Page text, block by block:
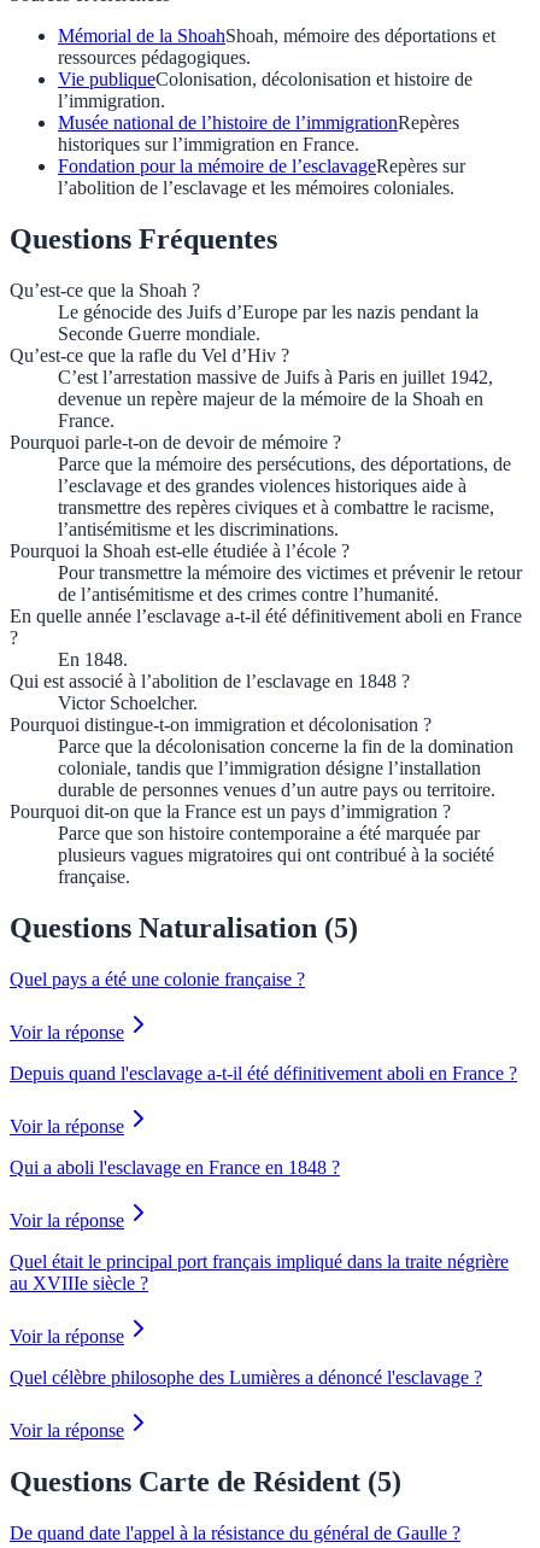
Mémorial de la ShoahShoah, mémoire des déportations et
ressources pédagogiques.
Vie publiqueColonisation, décolonisation et histoire de
l’immigration.
Musée national de l’histoire de l’immigrationRepères
historiques sur l’immigration en France.
Fondation pour la mémoire de l’esclavageRepères sur
l’abolition de l’esclavage et les mémoires coloniales.
Questions Fréquentes
Qu’est-ce que la Shoah ?
Le génocide des Juifs d’Europe par les nazis pendant la
Seconde Guerre mondiale.
Qu’est-ce que la rafle du Vel d’Hiv ?
C’est l’arrestation massive de Juifs à Paris en juillet 1942,
devenue un repère majeur de la mémoire de la Shoah en
France.
Pourquoi parle-t-on de devoir de mémoire ?
Parce que la mémoire des persécutions, des déportations, de
l’esclavage et des grandes violences historiques aide à
transmettre des repères civiques et à combattre le racisme,
l’antisémitisme et les discriminations.
Pourquoi la Shoah est-elle étudiée à l’école ?
Pour transmettre la mémoire des victimes et prévenir le retour
de l’antisémitisme et des crimes contre l’humanité.
En quelle année l’esclavage a-t-il été définitivement aboli en France
?
En 1848.
Qui est associé à l’abolition de l’esclavage en 1848 ?
Victor Schoelcher.
Pourquoi distingue-t-on immigration et décolonisation ?
Parce que la décolonisation concerne la fin de la domination
coloniale, tandis que l’immigration désigne l’installation
durable de personnes venues d’un autre pays ou territoire.
Pourquoi dit-on que la France est un pays d’immigration ?
Parce que son histoire contemporaine a été marquée par
plusieurs vagues migratoires qui ont contribué à la société
française.
Questions Naturalisation (5)
Quel pays a été une colonie française ?
Voir la réponse
Depuis quand l'esclavage a-t-il été définitivement aboli en France ?
Voir la réponse
Qui a aboli l'esclavage en France en 1848 ?
Voir la réponse
Quel était le principal port français impliqué dans la traite négrière
au XVIIIe siècle ?
Voir la réponse
Quel célèbre philosophe des Lumières a dénoncé l'esclavage ?
Voir la réponse
Questions Carte de Résident (5)
De quand date l'appel à la résistance du général de Gaulle ?